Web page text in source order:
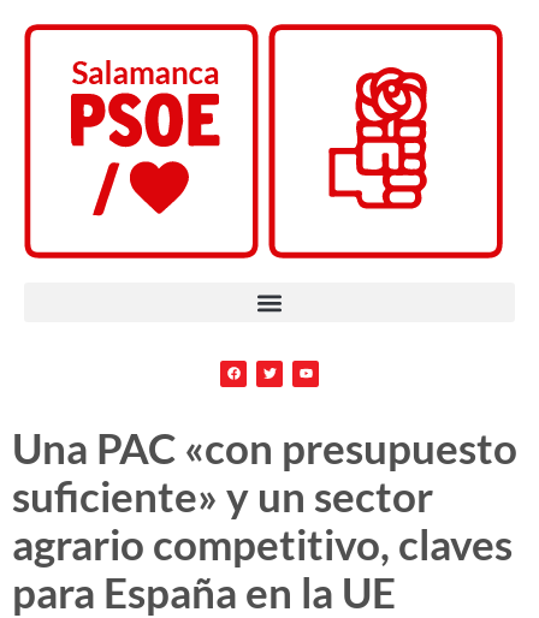
Una PAC «con presupuesto
suficiente» y un sector
agrario competitivo, claves
para España en la UE